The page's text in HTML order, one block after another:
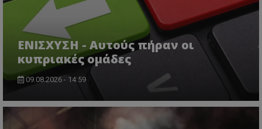
ΕΝΙΣΧΥΣΗ - Αυτούς πήραν οι
κυπριακές ομάδες
09.08.2026 - 14:59